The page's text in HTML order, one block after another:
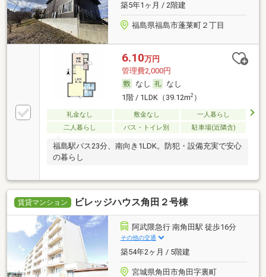
築5年1ヶ月 / 2階建
福島県福島市蓬莱町２丁目
6.10万円
管理費2,000円
なし
なし
1階 / 1LDK（39.12m2）
礼金なし 敷金なし
一人暮らし
二人暮らし
バス・トイレ別 駐車場(近隣含)
福島駅バス23分、南向き1LDK。防犯・設備充実で安心
の暮らし
賃貸マンション ビレッジハウス角田２号棟
阿武隈急行 南角田駅 徒歩16分
その他の交通
築54年2ヶ月 / 5階建
宮城県角田市角田字裏町